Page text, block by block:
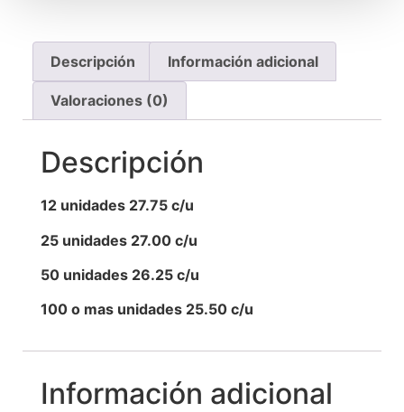
Descripción Información adicional
Valoraciones (0)
Descripción
12 unidades 27.75 c/u
25 unidades 27.00 c/u
50 unidades 26.25 c/u
100 o mas unidades 25.50 c/u
Información adicional